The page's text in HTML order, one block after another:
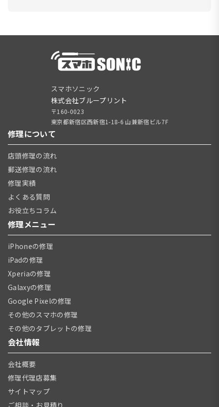
スマホソニック
株式会社ブループリント
〒160-0023
東京都新宿区西新宿1-18-6 山兼新宿ビル7F
修理について
店頭修理の流れ
郵送修理の流れ
修理実績
よくある質問
お役立ちコラム
修理メニュー
iPhoneの修理
iPadの修理
Xperiaの修理
Galaxyの修理
Google Pixelの修理
その他のスマホの修理
その他のタブレットの修理
会社情報
会社概要
修理代理店募集
サイトマップ